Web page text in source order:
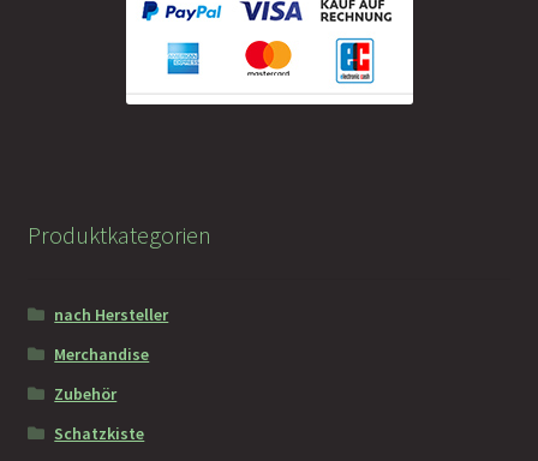
Produktkategorien
nach Hersteller
Merchandise
Zubehör
Schatzkiste